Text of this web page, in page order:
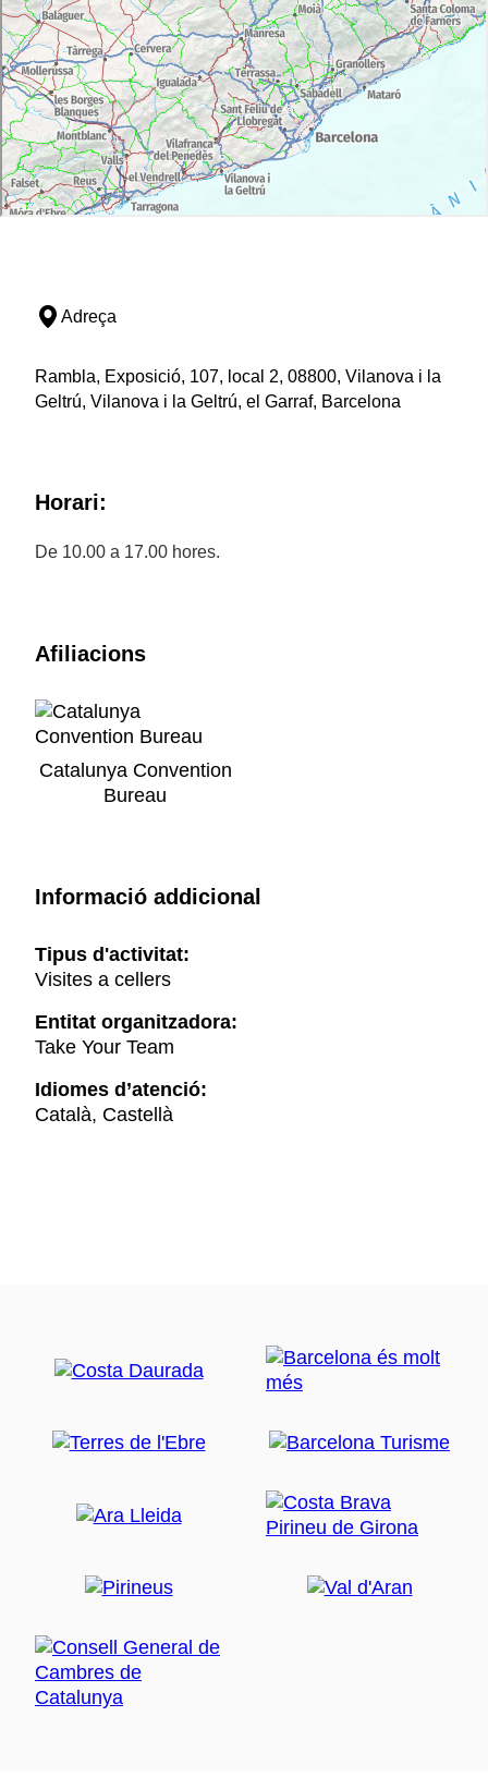
Adreça
Rambla, Exposició, 107, local 2, 08800, Vilanova i la
Geltrú, Vilanova i la Geltrú, el Garraf, Barcelona
Horari:
De 10.00 a 17.00 hores.
Afiliacions
Catalunya Convention
Bureau
Informació addicional
Tipus d'activitat:
Visites a cellers
Entitat organitzadora:
Take Your Team
Idiomes d’atenció:
Català, Castellà